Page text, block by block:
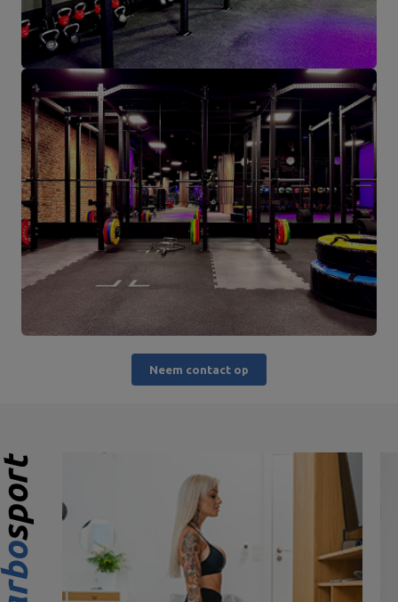
Neem contact op